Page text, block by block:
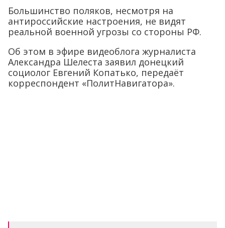
Большинство поляков, несмотря на
антироссийские настроения, не видят
реальной военной угрозы со стороны РФ.
Об этом в эфире видеоблога журналиста
Александра Шелеста заявил донецкий
социолог Евгений Копатько, передаёт
корреспондент «ПолитНавигатора».